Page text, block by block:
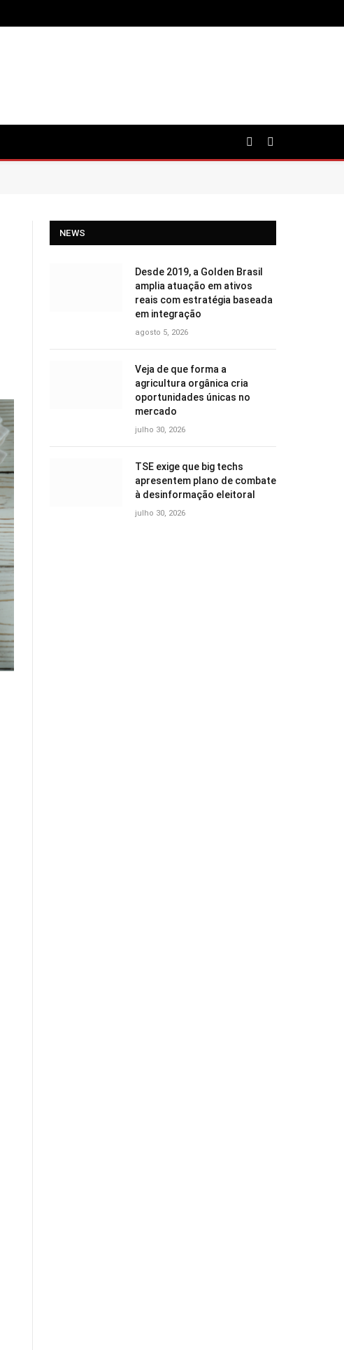
NEWS
Desde 2019, a Golden Brasil
amplia atuação em ativos
reais com estratégia baseada
em integração
agosto 5, 2026
Veja de que forma a
agricultura orgânica cria
oportunidades únicas no
mercado
julho 30, 2026
TSE exige que big techs
apresentem plano de combate
à desinformação eleitoral
julho 30, 2026